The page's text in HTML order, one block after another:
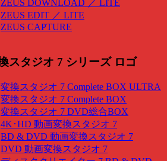
ZEUS DOWNLOAD ／ LITE
ZEUS EDIT ／ LITE
ZEUS CAPTURE
変換スタジオ 7 Complete BOX ULTRA
変換スタジオ 7 Complete BOX
変換スタジオ 7 DVD総合BOX
4K･HD 動画変換スタジオ 7
BD & DVD 動画変換スタジオ 7
DVD 動画変換スタジオ 7